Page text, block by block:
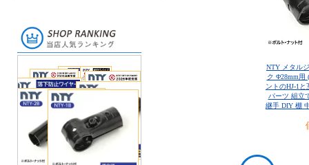
NTY メタル
ク Φ28mm用
ントのHJ-1
パーツ 組立
継手 DIY 棚